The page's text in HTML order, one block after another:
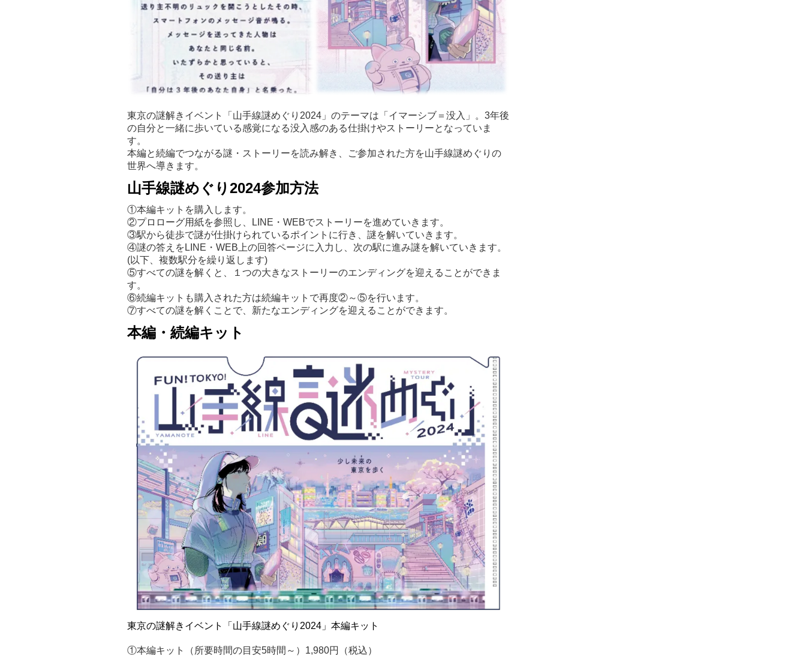
東京の謎解きイベント「山手線謎めぐり2024」のテーマは「イマーシブ＝没入」。3年後
の自分と一緒に歩いている感覚になる没入感のある仕掛けやストーリーとなっていま
す。
本編と続編でつながる謎・ストーリーを読み解き、ご参加された方を山手線謎めぐりの
世界へ導きます。
山手線謎めぐり2024参加方法
①本編キットを購入します。
②プロローグ用紙を参照し、LINE・WEBでストーリーを進めていきます。
③駅から徒歩で謎が仕掛けられているポイントに行き、謎を解いていきます。
④謎の答えをLINE・WEB上の回答ページに入力し、次の駅に進み謎を解いていきます。
(以下、複数駅分を繰り返します)
⑤すべての謎を解くと、１つの大きなストーリーのエンディングを迎えることができま
す。
⑥続編キットも購入された方は続編キットで再度②～⑤を行います。
⑦すべての謎を解くことで、新たなエンディングを迎えることができます。
本編・続編キット
東京の謎解きイベント「山手線謎めぐり2024」本編キット
①本編キット（所要時間の目安5時間～）1,980円（税込）